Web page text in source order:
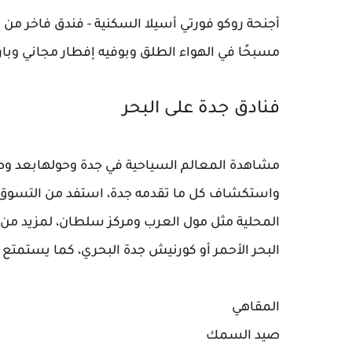
مسبحًا في الهواء الطلق وبوفيه إفطار مجاني
فنادق جدة على البحر
مشاهدة المعالم السياحية في جدة وحولهابعد
واستكشاف كل ما تقدمه جدة، استفد من
المحلية مثل مول العرب ومركز سلطان، لمزيد من
البحر الأحمر أو كورنيش جدة البحري، كما يستمتع
المقاهي
صيد السمك